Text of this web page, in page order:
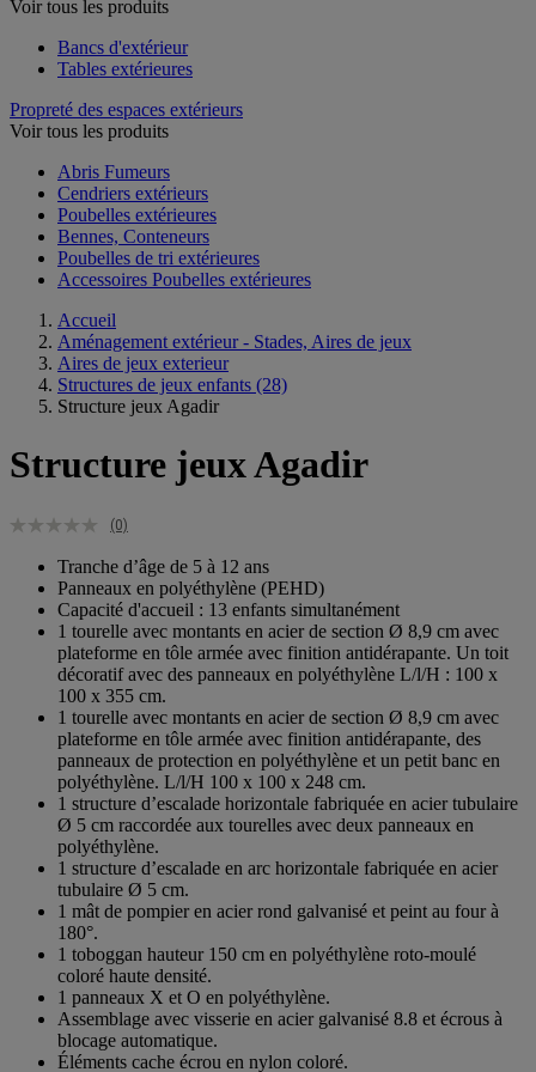
Voir tous les produits
Bancs d'extérieur
Tables extérieures
Propreté des espaces extérieurs
Voir tous les produits
Abris Fumeurs
Cendriers extérieurs
Poubelles extérieures
Bennes, Conteneurs
Poubelles de tri extérieures
Accessoires Poubelles extérieures
Accueil
Aménagement extérieur - Stades, Aires de jeux
Aires de jeux exterieur
Structures de jeux enfants (28)
Structure jeux Agadir
Structure jeux Agadir
(0)
Tranche d’âge de 5 à 12 ans
Panneaux en polyéthylène (PEHD)
Capacité d'accueil : 13 enfants simultanément
1 tourelle avec montants en acier de section Ø 8,9 cm avec
plateforme en tôle armée avec finition antidérapante. Un toit
décoratif avec des panneaux en polyéthylène L/l/H : 100 x
100 x 355 cm.
1 tourelle avec montants en acier de section Ø 8,9 cm avec
plateforme en tôle armée avec finition antidérapante, des
panneaux de protection en polyéthylène et un petit banc en
polyéthylène. L/l/H 100 x 100 x 248 cm.
1 structure d’escalade horizontale fabriquée en acier tubulaire
Ø 5 cm raccordée aux tourelles avec deux panneaux en
polyéthylène.
1 structure d’escalade en arc horizontale fabriquée en acier
tubulaire Ø 5 cm.
1 mât de pompier en acier rond galvanisé et peint au four à
180°.
1 toboggan hauteur 150 cm en polyéthylène roto-moulé
coloré haute densité.
1 panneaux X et O en polyéthylène.
Assemblage avec visserie en acier galvanisé 8.8 et écrous à
blocage automatique.
Éléments cache écrou en nylon coloré.